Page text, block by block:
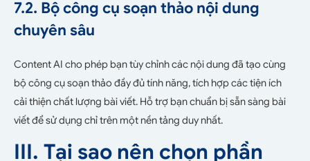
7.2. Bộ công cụ soạn thảo nội dung
chuyên sâu
Content AI cho phép bạn tùy chỉnh các nội dung đã tạo cùng
bộ công cụ soạn thảo đầy đủ tính năng, tích hợp các tiện ích
cải thiện chất lượng bài viết. Hỗ trợ bạn chuẩn bị sẵn sàng bài
viết để sử dụng chỉ trên một nền tảng duy nhất.
III. Tại sao nên chọn phần